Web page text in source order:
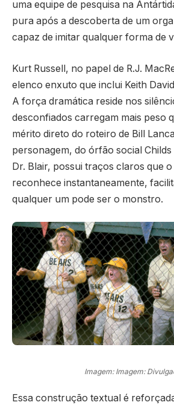
uma equipe de pesquisa na
pura após a descoberta de um
capaz de imitar qualquer forma de
Kurt Russell, no papel de R.J.
elenco enxuto que inclui Keith
A força dramática reside nos
desconfiados carregam mais peso
mérito direto do roteiro de Bill
personagem, do órfão social
Dr. Blair, possui traços claros que
reconhece instantaneamente,
qualquer um pode ser o monstro.
Imagem: Imagem:
Essa construção textual é